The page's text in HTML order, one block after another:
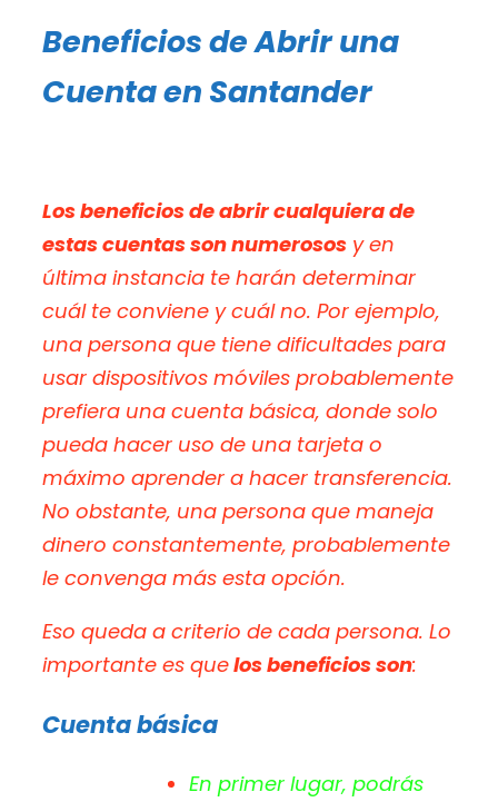
Beneficios de Abrir una
Cuenta en Santander
Los beneficios de abrir cualquiera de
estas cuentas son numerosos y en
última instancia te harán determinar
cuál te conviene y cuál no. Por ejemplo,
una persona que tiene dificultades para
usar dispositivos móviles probablemente
prefiera una cuenta básica, donde solo
pueda hacer uso de una tarjeta o
máximo aprender a hacer transferencia.
No obstante, una persona que maneja
dinero constantemente, probablemente
le convenga más esta opción.
Eso queda a criterio de cada persona. Lo
importante es quelos beneficios son:
Cuenta básica
En primer lugar, podrás